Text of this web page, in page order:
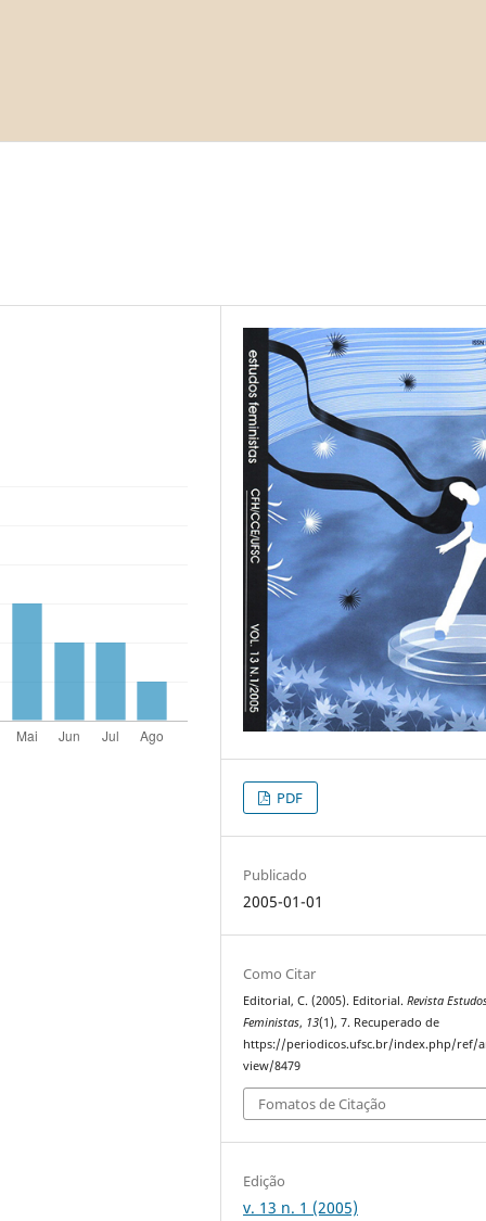
PDF
Publicado
2005-01-01
Como Citar
Editorial, C. (2005). Editorial.Revista
Feministas, 13(1), 7. Recuperado de
https://periodicos.ufsc.br/index.php/ref/
view/8479
Fomatos de Citação
Edição
v. 13 n. 1 (2005)